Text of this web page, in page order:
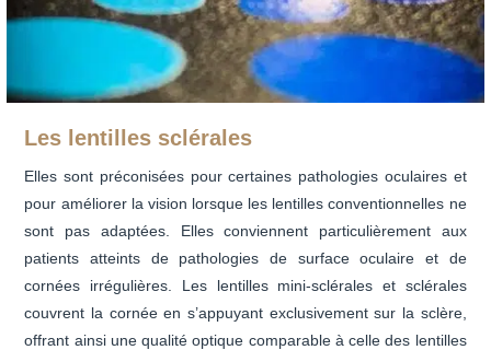
Les lentilles sclérales
Elles sont préconisées pour certaines pathologies oculaires et
pour améliorer la vision lorsque les lentilles conventionnelles ne
sont pas adaptées. Elles conviennent particulièrement aux
patients atteints de pathologies de surface oculaire et de
cornées irrégulières. Les lentilles mini-sclérales et sclérales
couvrent la cornée en s’appuyant exclusivement sur la sclère,
offrant ainsi une qualité optique comparable à celle des lentilles